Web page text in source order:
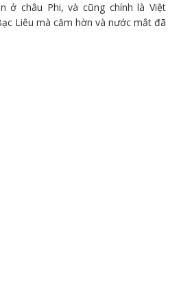
ở châu Phi, và cũng chính là Việt
Liêu mà căm hờn và nước mắt đã